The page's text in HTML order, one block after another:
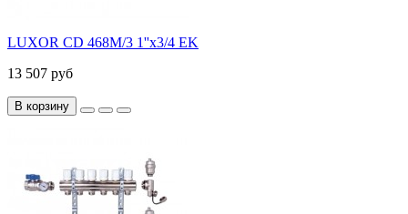
LUXOR CD 468M/3 1''х3/4 EK
13 507 руб
В корзину